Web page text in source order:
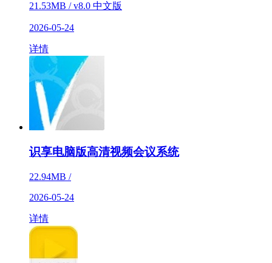
21.53MB / v8.0 中文版
2026-05-24
详情
识享电脑版高清视频会议系统
22.94MB /
2026-05-24
详情